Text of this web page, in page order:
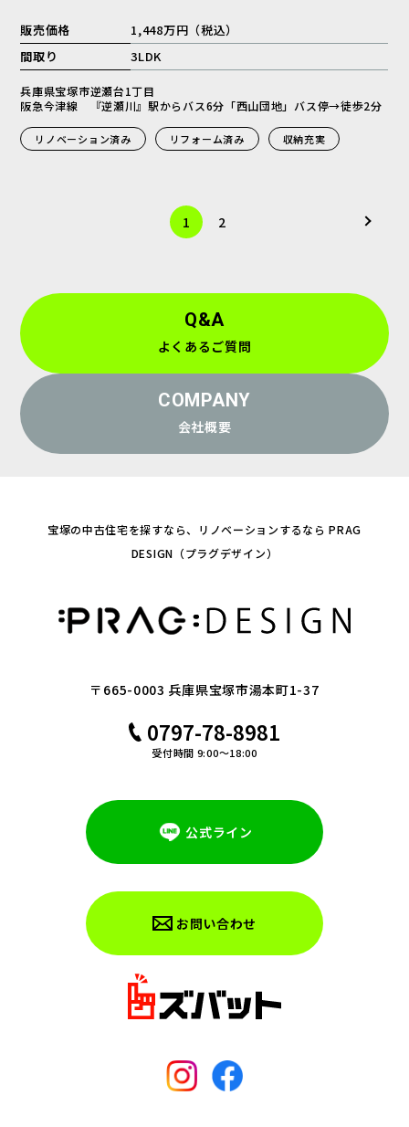
販売価格
1,448万円（税込）
間取り
3LDK
兵庫県宝塚市逆瀬台1丁目
阪急今津線 『逆瀬川』駅からバス6分「西山団地」バス停→徒歩2分
リノベーション済み リフォーム済み 収納充実
1 2
Q&A
よくあるご質問
COMPANY
会社概要
宝塚の中古住宅を探すなら、リノベーションするなら PRAG
DESIGN（プラグデザイン）
〒665-0003 兵庫県宝塚市湯本町1-37
0797-78-8981
受付時間 9:00～18:00
公式ライン
お問い合わせ